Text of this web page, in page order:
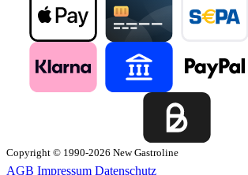
Copyright © 1990-2026 New Gastroline
AGB Impressum Datenschutz